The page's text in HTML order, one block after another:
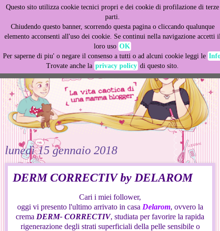
Questo sito utilizza cookie tecnici propri e dei cookie di profilazione di terze
parti.
Chiudendo questo banner, scorrendo questa pagina o cliccando qualunque
elemento acconsenti all'uso dei cookie. Se continui nella navigazione accetti
loro uso OK
Per saperne di piu' o negare il consenso a tutti o ad alcuni cookie leggi le
Trovate anche la privacy policy di questo sito.
lunedì 15 gennaio 2018
DERM CORRECTIV by DELAROM
Cari i miei follower,
oggi vi presento l'ultimo arrivato in casa Delarom, ovvero la
crema DERM- CORRECTIV, studiata per favorire la rapida
rigenerazione degli strati superficiali della pelle sensibile o
This site uses cookies from Google to deliver its services
and to analyze traffic. Your IP address and user-agent are
shared with Google along with performance and security
metrics to ensure quality of service, generate usage
statistics, and to detect and address abuse.
LEARN MORE GOT IT